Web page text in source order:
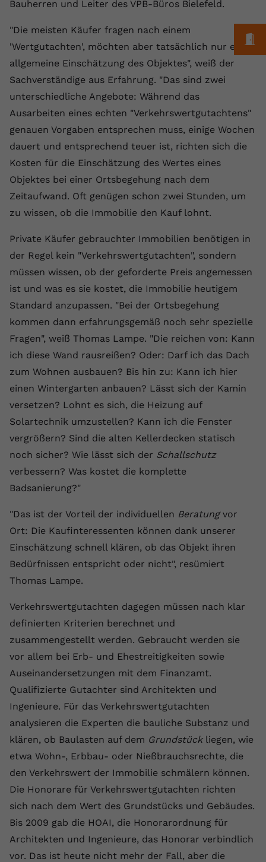
Bauherren und Leiter des VPB-Büros Bielefeld.
"Die meisten Käufer fragen nach einem
'Wertgutachten', möchten aber tatsächlich nur eine
allgemeine Einschätzung des Objektes", weiß der
Sachverständige aus Erfahrung. "Das sind zwei
unterschiedliche Angebote: Während das
Ausarbeiten eines echten "Verkehrswertgutachtens"
genauen Vorgaben entsprechen muss, einige Wochen
dauert und entsprechend teuer ist, richten sich die
Kosten für die Einschätzung des Wertes eines
Objektes bei einer Ortsbegehung nach dem
Zeitaufwand. Oft genügen schon zwei Stunden, um
zu wissen, ob die Immobilie den Kauf lohnt.
Private Käufer gebrauchter Immobilien benötigen in
der Regel kein "Verkehrswertgutachten", sondern
müssen wissen, ob der geforderte Preis angemessen
ist und was es sie kostet, die Immobilie heutigem
Standard anzupassen. "Bei der Ortsbegehung
kommen dann erfahrungsgemäß noch sehr spezielle
Fragen", weiß Thomas Lampe. "Die reichen von: Kann
ich diese Wand rausreißen? Oder: Darf ich das Dach
zum Wohnen ausbauen? Bis hin zu: Kann ich hier
einen Wintergarten anbauen? Lässt sich der Kamin
versetzen? Lohnt es sich, die Heizung auf
Solartechnik umzustellen? Kann ich die Fenster
vergrößern? Sind die alten Kellerdecken statisch
noch sicher? Wie lässt sich der Schallschutz
verbessern? Was kostet die komplette
Badsanierung?"
"Das ist der Vorteil der individuellen Beratungvor
Ort: Die Kaufinteressenten können dank unserer
Einschätzung schnell klären, ob das Objekt ihren
Bedürfnissen entspricht oder nicht", resümiert
Thomas Lampe.
Verkehrswertgutachten dagegen müssen nach klar
definierten Kriterien berechnet und
zusammengestellt werden. Gebraucht werden sie
vor allem bei Erb- und Ehestreitigkeiten sowie
Auseinandersetzungen mit dem Finanzamt.
Qualifizierte Gutachter sind Architekten und
Ingenieure. Für das Verkehrswertgutachten
analysieren die Experten die bauliche Substanz und
klären, ob Baulasten auf dem Grundstückliegen, wie
etwa Wohn-, Erbbau- oder Nießbrauchsrechte, die
den Verkehrswert der Immobilie schmälern können.
Die Honorare für Verkehrswertgutachten richten
sich nach dem Wert des Grundstücks und Gebäudes.
Bis 2009 gab die HOAI, die Honorarordnung für
Architekten und Ingenieure, das Honorar verbindlich
vor. Das ist heute nicht mehr der Fall, aber die
Laufzeit 1 Jahr
Zweck
Dieser Wert speichert Ihre Consent-
Einstellungen. Unter anderem eine
zufällig generierte ID, für die
historische Speicherung Ihrer
vorgenommen Einstellungen, falls der
Webseiten-Betreiber dies eingestellt
Name fe_typo_user
Laufzeit Session
Zweck
Speicherung von
Benutzereinstellungen zu ermöglichen.
Zweck
wiederzuerkennen und statistische
Website zu erfassen.
Name _gcl au
Anbieter Google Ads
Laufzeit
Zweck
Wird von Google Ads für das
Conversion-Tracking verwendet, um
Cookie-Informationen anzeigen
Externe Inhalte
Wir verwenden auf unserer Website externe Inhalte,
um Ihnen zusätzliche Informationen anzubieten.
Anbieter vimeo.com
Zweck
Vimeo installiert dieses Cookie, um
Tracking-Informationen zu sammeln,
indem es eine eindeutige ID zum
Einbetten von Videos auf der Website
setzt.
Name CONSENT
youtube.com
Laufzeit 2 Jahre
Zweck
eingebettete YouTube-Videos und
registriert anonyme statistische Daten.
Anbieter Youtube.com
Laufzeit
Zweck
YouTube setzt diesen Cookie, um die
Videos verwendet.
Name yt.innertube::requests
Zweck
Dieser von YouTube gesetzte Cookie
registriert eine eindeutige ID, um
Daten darüber zu speichern, welche
Videos von YouTube der Nutzer
gesehen hat.
Anbieter Youtube.com
Laufzeit Session
Zweck
Dieser von YouTube gesetzte Cookie
registriert eine eindeutige ID, um
Daten darüber zu speichern, welche
gesehen hat.
Cookie-Informationen anzeigen